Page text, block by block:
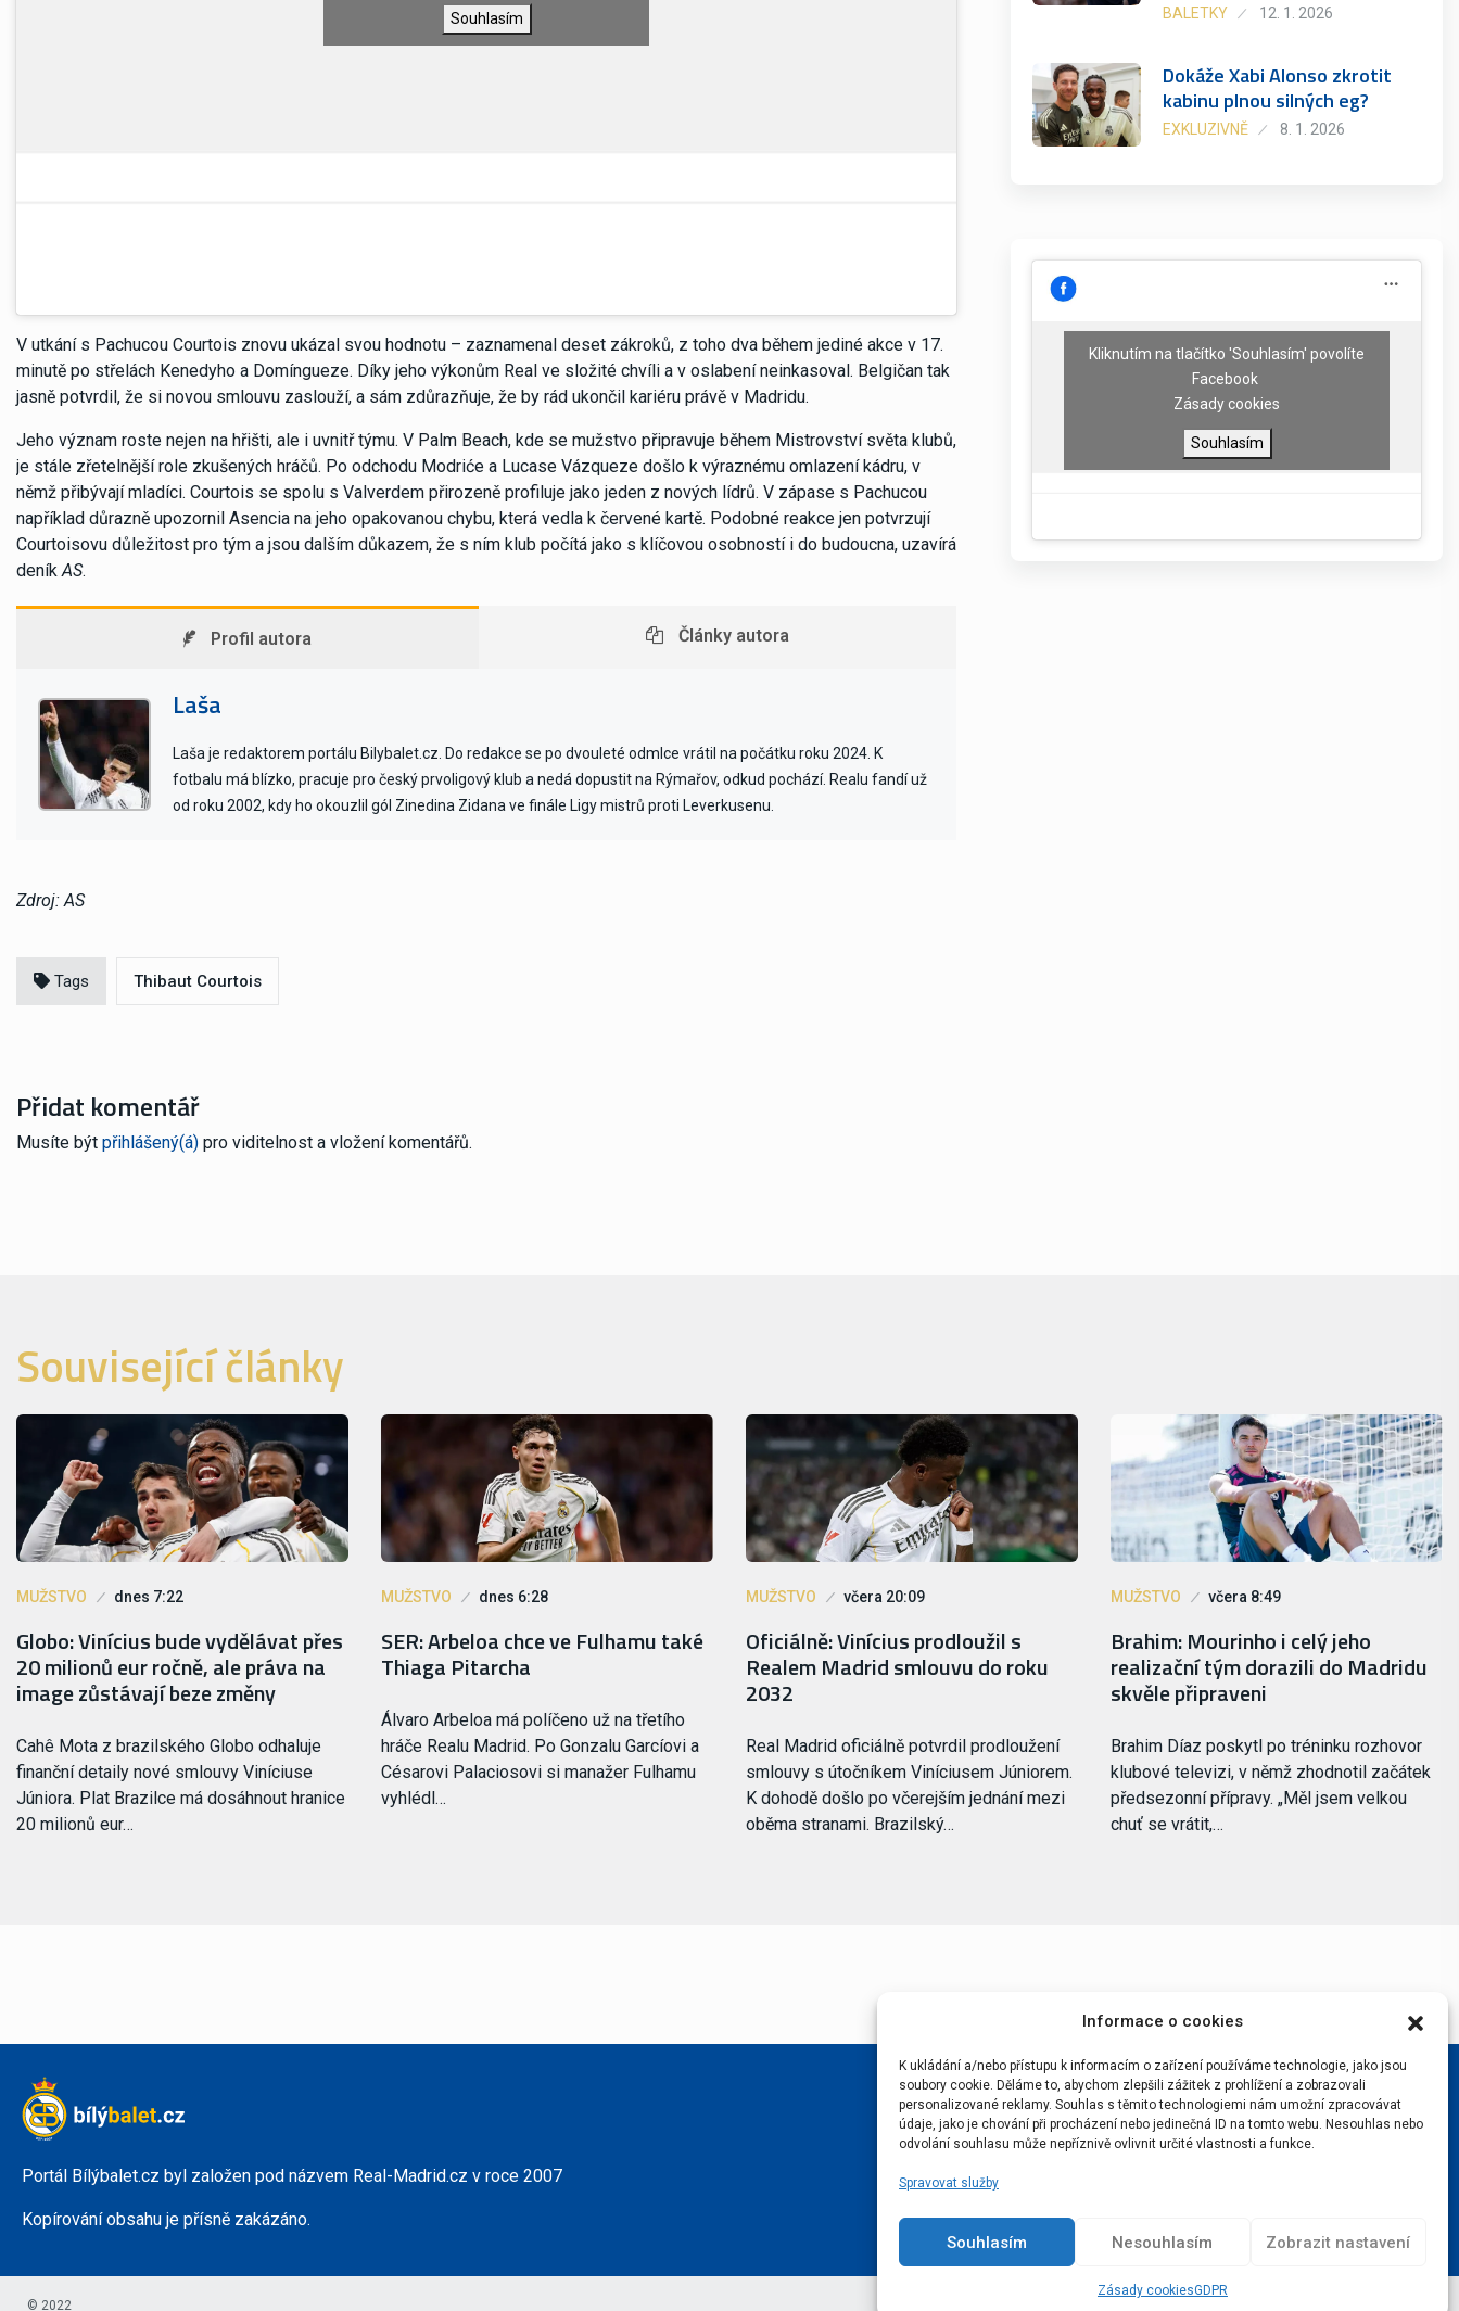
Informace o cookies
K ukládání a/nebo přístupu k informacím o zařízení používáme technologie, jako jsou
soubory cookie. Děláme to, abychom zlepšili zážitek z prohlížení a zobrazovali
personalizované reklamy. Souhlas s těmito technologiemi nám umožní zpracovávat
údaje, jako je chování při procházení nebo jedinečná ID na tomto webu. Nesouhlas nebo
odvolání souhlasu může nepříznivě ovlivnit určité vlastnosti a funkce.
Spravovat služby
Souhlasím Nesouhlasím Zobrazit nastavení
Zásady cookiesGDPR
Souhlasím
V utkání s Pachucou Courtois znovu ukázal svou hodnotu – zaznamenal deset zákroků, z toho dva během jediné akce v 17.
minutě po střelách Kenedyho a Domíngueze. Díky jeho výkonům Real ve složité chvíli a v oslabení neinkasoval. Belgičan tak
jasně potvrdil, že si novou smlouvu zaslouží, a sám zdůrazňuje, že by rád ukončil kariéru právě v Madridu.
Jeho význam roste nejen na hřišti, ale i uvnitř týmu. V Palm Beach, kde se mužstvo připravuje během Mistrovství světa klubů,
je stále zřetelnější role zkušených hráčů. Po odchodu Modriće a Lucase Vázqueze došlo k výraznému omlazení kádru, v
němž přibývají mladíci. Courtois se spolu s Valverdem přirozeně profiluje jako jeden z nových lídrů. V zápase s Pachucou
například důrazně upozornil Asencia na jeho opakovanou chybu, která vedla k červené kartě. Podobné reakce jen potvrzují
Courtoisovu důležitost pro tým a jsou dalším důkazem, že s ním klub počítá jako s klíčovou osobností i do budoucna, uzavírá
deník AS.
Profil autora Články autora
Laša
Laša je redaktorem portálu Bilybalet.cz. Do redakce se po dvouleté odmlce vrátil na počátku roku 2024. K
fotbalu má blízko, pracuje pro český prvoligový klub a nedá dopustit na Rýmařov, odkud pochází. Realu fandí už
od roku 2002, kdy ho okouzlil gól Zinedina Zidana ve finále Ligy mistrů proti Leverkusenu.
Zdroj: AS
Tags Thibaut Courtois
Přidat komentář
Musíte být přihlášený(á) pro viditelnost a vložení komentářů.
BALETKY 12. 1. 2026
Dokáže Xabi Alonso zkrotit
kabinu plnou silných eg?
EXKLUZIVNĚ 8. 1. 2026
Kliknutím na tlačítko 'Souhlasím' povolíte
Facebook
Zásady cookies
Souhlasím
Související články
MUŽSTVO dnes 7:22
Globo: Vinícius bude vydělávat přes
20 milionů eur ročně, ale práva na
image zůstávají beze změny
Cahê Mota z brazilského Globo odhaluje
finanční detaily nové smlouvy Viníciuse
Júniora. Plat Brazilce má dosáhnout hranice
20 milionů eur…
MUŽSTVO dnes 6:28
SER: Arbeloa chce ve Fulhamu také
Thiaga Pitarcha
Álvaro Arbeloa má políčeno už na třetího
hráče Realu Madrid. Po Gonzalu Garcíovi a
Césarovi Palaciosovi si manažer Fulhamu
vyhlédl…
MUŽSTVO včera 20:09
Oficiálně: Vinícius prodloužil s
Realem Madrid smlouvu do roku
2032
Real Madrid oficiálně potvrdil prodloužení
smlouvy s útočníkem Viníciusem Júniorem.
K dohodě došlo po včerejším jednání mezi
oběma stranami. Brazilský…
MUŽSTVO včera 8:49
Brahim: Mourinho i celý jeho
realizační tým dorazili do Madridu
skvěle připraveni
Brahim Díaz poskytl po tréninku rozhovor
klubové televizi, v němž zhodnotil začátek
předsezonní přípravy. „Měl jsem velkou
chuť se vrátit,…
Portál Bílýbalet.cz byl založen pod názvem Real-Madrid.cz v roce 2007
Kopírování obsahu je přísně zakázáno.
© 2022